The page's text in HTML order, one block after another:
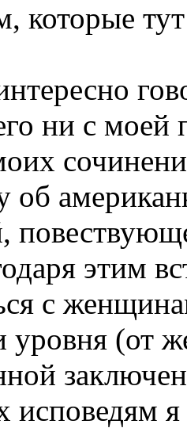
которые
ни с
об
этим
с
(от
исповедям